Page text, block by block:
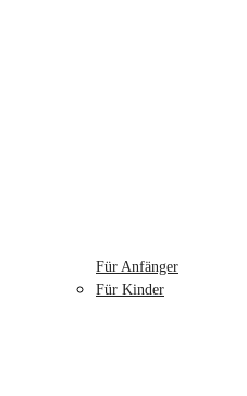
Für Anfänger
Für Kinder